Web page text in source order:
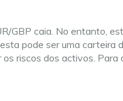
caia. No entanto,
pode ser uma carteira
riscos dos activos. Para